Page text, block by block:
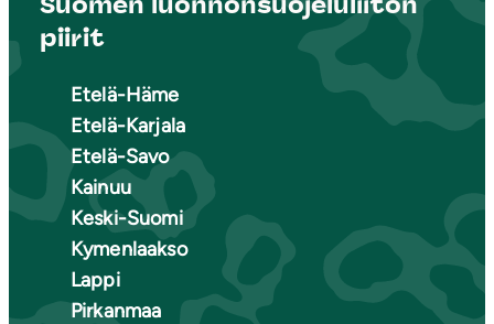
piirit
Etelä-Häme
Etelä-Karjala
Etelä-Savo
Kainuu
Keski-Suomi
Kymenlaakso
Lappi
Pirkanmaa